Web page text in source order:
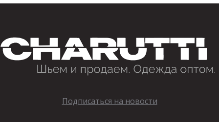
Подписаться на новости